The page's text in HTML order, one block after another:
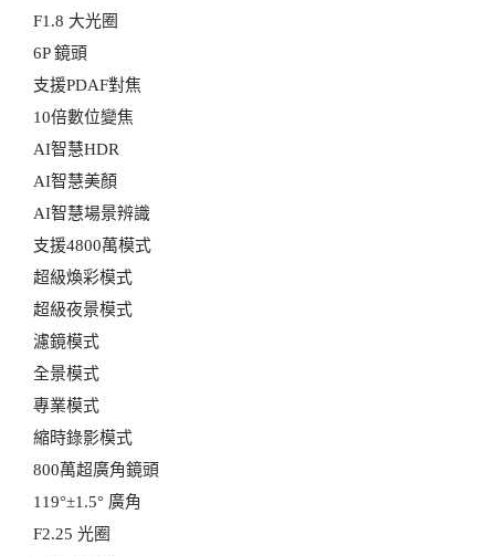
F1.8 大光圈
6P 鏡頭
支援PDAF對焦
10倍數位變焦
AI智慧HDR
AI智慧美顏
AI智慧場景辨識
支援4800萬模式
超級煥彩模式
超級夜景模式
濾鏡模式
全景模式
專業模式
縮時錄影模式
800萬超廣角鏡頭
119°±1.5° 廣角
F2.25 光圈